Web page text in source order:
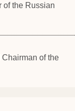
of the Russian
of the